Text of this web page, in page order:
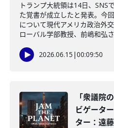
トランプ大統領は14日、SNS
た覚書が成立したと発表。今
について現代アメリカ政治外
ローバル学部教授、前嶋和弘
2026.06.15 |00:09:50
「衆議院
ビゲータ
ター：遠